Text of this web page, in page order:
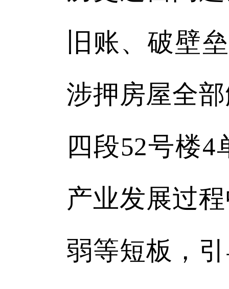
旧账、破壁
涉押房屋全
四段52号楼
产业发展过
弱等短板，